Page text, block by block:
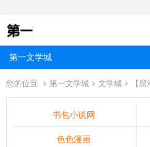
第一文学城
您的位置 第一文学城 文学城 【
书包小说网
色色漫画